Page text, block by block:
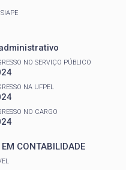
NO SERVIÇO PÚBLICO
NA UFPEL
NO CARGO
CONTABILIDADE